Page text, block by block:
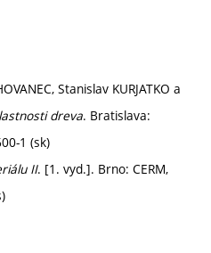
Stanislav KURJATKO a
dreva. Bratislava:
1 (sk)
II. [1. vyd.]. Brno: CERM,